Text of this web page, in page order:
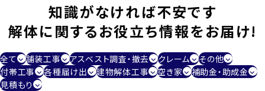
知識がなければ不安です
解体に関するお役立ち情報をお届け!
全て 舗装工事 アスベスト調査・撤去 クレーム
その他
付帯工事
各種届け出 建物解体工事 空き家
補助金・助成金
見積もり